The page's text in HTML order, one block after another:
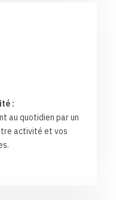
:
au quotidien par un
activité et vos